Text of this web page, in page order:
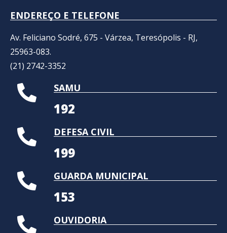
ENDEREÇO E TELEFONE
Av. Feliciano Sodré, 675 - Várzea, Teresópolis - RJ,
25963-083.
(21) 2742-3352​
SAMU
192
DEFESA CIVIL
199
GUARDA MUNICIPAL
153
OUVIDORIA